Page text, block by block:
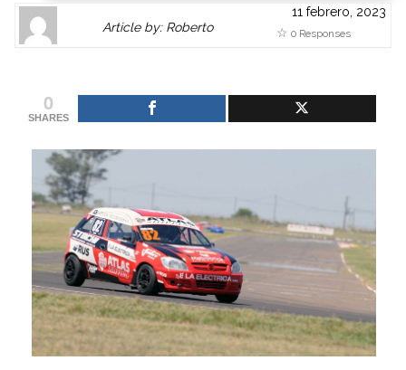
Author
Gravatar
link
Author
page.
Article by: Roberto
or
other
11 febrero, 2023
0 Responses
0
SHARES